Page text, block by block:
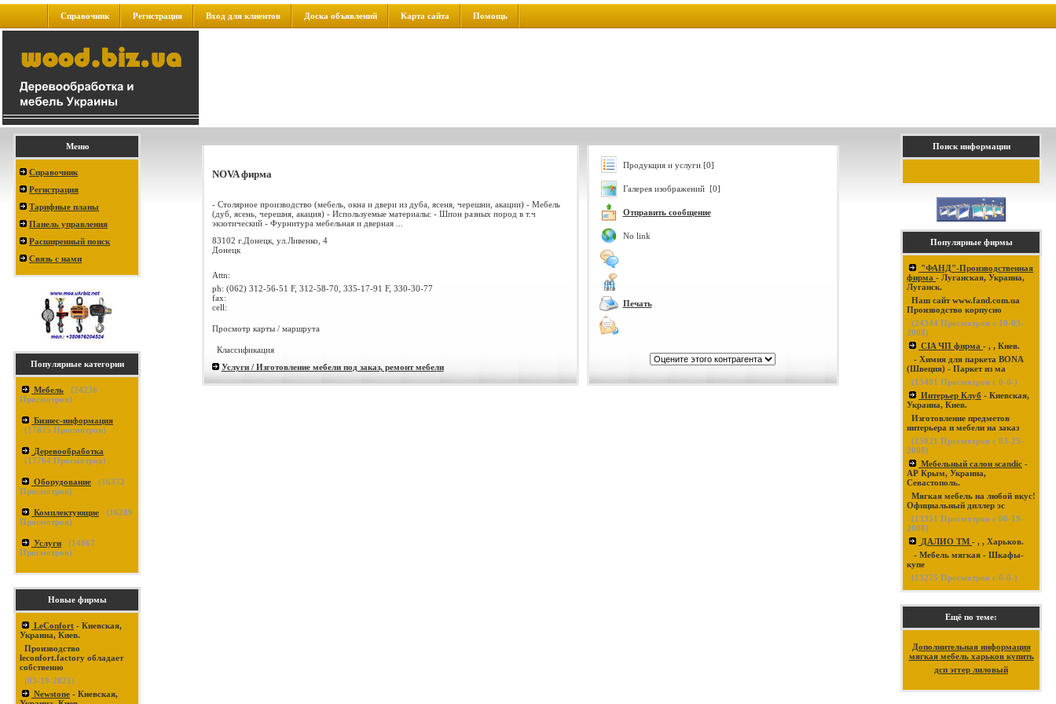
Справочник Регистрация Вход для клиентов Доска объявлений Карта сайта Помощь
Меню
Справочник
Регистрация
Тарифные планы
Панель управления
Расширенный поиск
Связь с нами
Популярные категории
Мебель (24236
Просмотров)
Бизнес-информация
(17875 Просмотров)
Деревообработка
(17764 Просмотров)
Оборудование (16372
Просмотров)
Комплектующие (16289
Просмотров)
Услуги (14867
Просмотров)
Новые фирмы
LeConfort - Киевская,
Украина, Киев.
Производство
leconfort.factory обладает
собственно
(03-19-2021)
Newstone - Киевская,
NOVA фирма
- Столярное производство (мебель, окна и двери из дуба, ясеня, черешни, акации) - Мебель
(дуб, ясень, черешня, акация) - Используемые материалы: - Шпон разных пород в т.ч
экзотический - Фурнитура мебельная и дверная ...
83102 г.Донецк, ул.Ливенко, 4
Донецк
Attn:
ph: (062) 312-56-51 F, 312-58-70, 335-17-91 F, 330-30-77
fax:
cell:
Просмотр карты / маршрута
Классификация
Услуги / Изготовление мебели под заказ, ремонт мебели
Продукция и услуги [0]
Галерея изображений [0]
Отправить сообщение
No link
Печать
Поиск информации
Популярные фирмы
"ФАНД"-Производственная
фирма - Луганская, Украина,
Луганск.
Наш сайт www.fand.com.ua
Производство корпусно
(24344 Просмотров с 10-03-
2008)
CIA ЧП фирма - , , Киев.
- Химия для паркета BONA
(Швеция) - Паркет из ма
(15401 Просмотров с 0-0-)
Интерьер Клуб - Киевская,
Украина, Киев.
Изготовление предметов
интерьера и мебели на заказ
(15021 Просмотров с 03-25-
2008)
Мебельный салон scandic -
АР Крым, Украина,
Севастополь.
Мягкая мебель на любой вкус!
Официальный диллер эс
(13351 Просмотров с 06-19-
2008)
ДАЛИО ТМ - , , Харьков.
- Мебель мягкая - Шкафы-
купе
(13275 Просмотров с 0-0-)
Ещё по теме:
Дополнительная информация
мягкая мебель харьков купить
дсп эггер лиловый